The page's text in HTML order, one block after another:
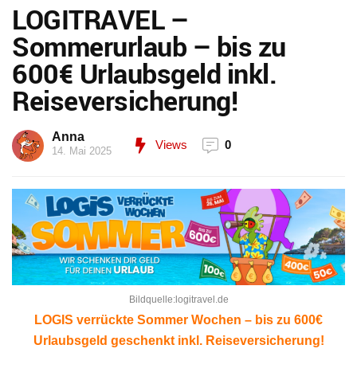
LOGITRAVEL –
Sommerurlaub – bis zu
600€ Urlaubsgeld inkl.
Reiseversicherung!
Anna
14. Mai 2025 Views 0
Bildquelle:logitravel.de
LOGIS verrückte Sommer Wochen – bis zu 600€
Urlaubsgeld geschenkt inkl. Reiseversicherung!